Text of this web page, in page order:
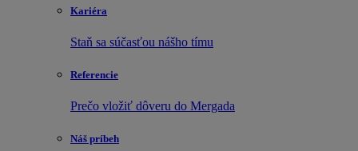
Kariéra
Staň sa súčasťou nášho tímu
Referencie
Prečo vložiť dôveru do Mergada
Náš príbeh